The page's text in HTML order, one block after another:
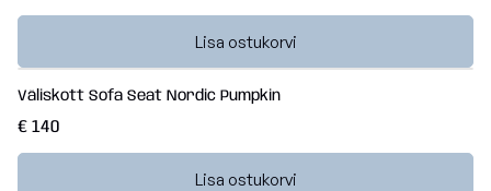
Lisa ostukorvi
Väliskott Sofa Seat Nordic Pumpkin
€ 140
Lisa ostukorvi